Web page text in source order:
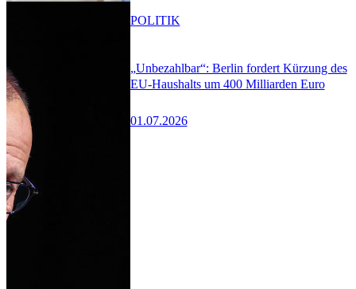
„Unbezahlbar“: Berlin fordert Kürzung des
EU-Haushalts um 400 Milliarden Euro
01.07.2026
POLITIK